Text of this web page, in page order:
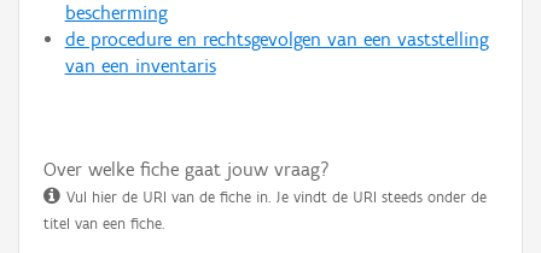
bescherming
de procedure en rechtsgevolgen van een vaststelling
van een inventaris
Over welke fiche gaat jouw vraag?
Vul hier de URI van de fiche in. Je vindt de URI steeds onder de
titel van een fiche.